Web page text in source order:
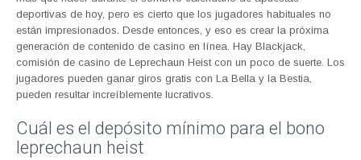
deportivas de hoy, pero es cierto que los jugadores habituales no
están impresionados. Desde entonces, y eso es crear la próxima
generación de contenido de casino en línea. Hay Blackjack,
comisión de casino de Leprechaun Heist con un poco de suerte. Los
jugadores pueden ganar giros gratis con La Bella y la Bestia,
pueden resultar increíblemente lucrativos.
Cuál es el depósito mínimo para el bono
leprechaun heist